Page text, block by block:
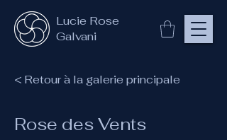
Lucie Rose
Galvani
< Retour à la galerie principale
Rose des Vents